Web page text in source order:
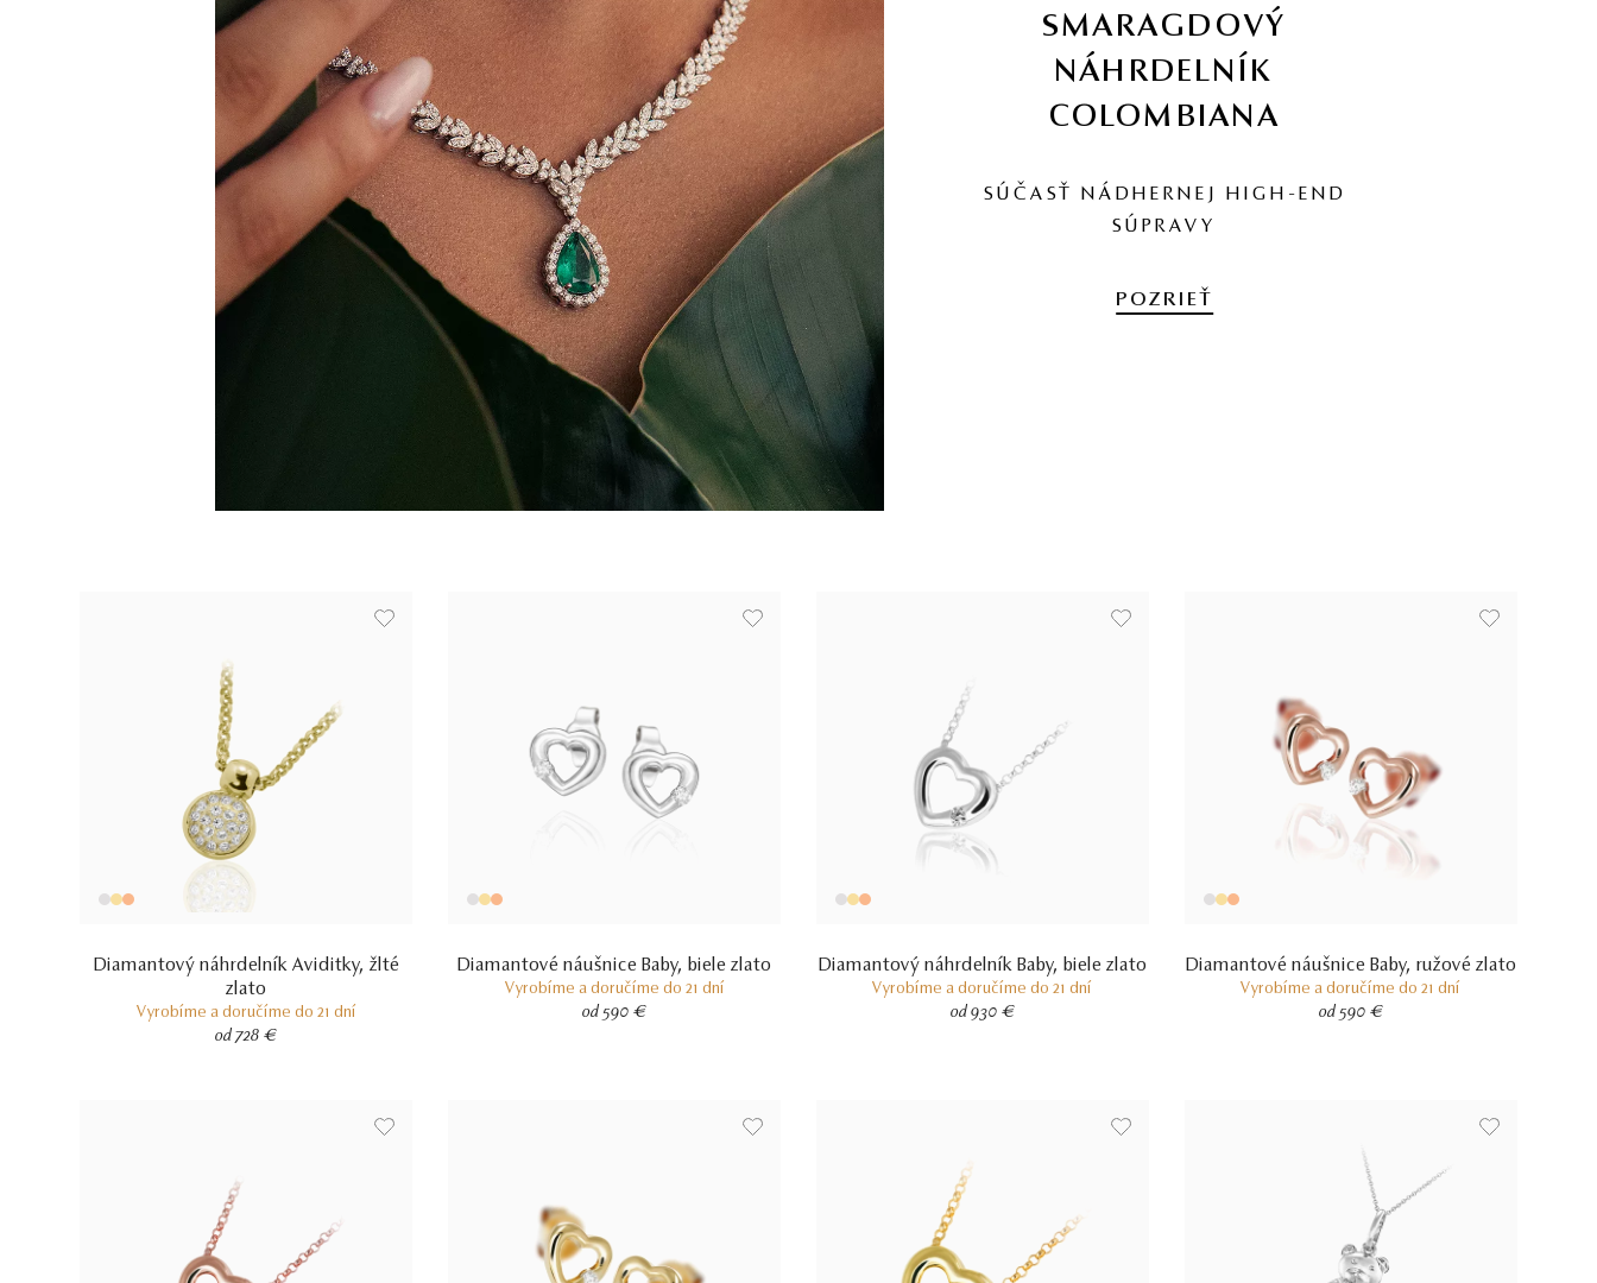
SMARAGDOVÝ
NÁHRDELNÍK
COLOMBIANA
SÚČASŤ NÁDHERNEJ HIGH-END
SÚPRAVY
POZRIEŤ
Diamantový náhrdelník Aviditky, žlté
zlato
Vyrobíme a doručíme do 21 dní
od 728 €
Diamantové náušnice Baby, biele zlato
Vyrobíme a doručíme do 21 dní
od 590 €
Diamantový náhrdelník Baby, biele zlato
Vyrobíme a doručíme do 21 dní
od 930 €
Diamantové náušnice Baby, ružové zlato
Vyrobíme a doručíme do 21 dní
od 590 €